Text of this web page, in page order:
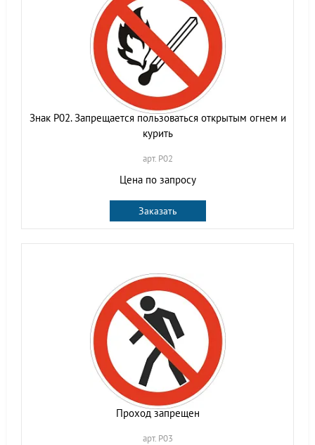
Знак Р02. Запрещается пользоваться открытым огнем и
курить
арт. P02
Цена по запросу
Заказать
Проход запрещен
арт. P03